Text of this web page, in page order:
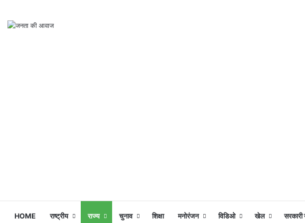
HOME राष्ट्रीय राज्य चुनाव शिक्षा मनोरंजन विडिओ खेल सरकारी